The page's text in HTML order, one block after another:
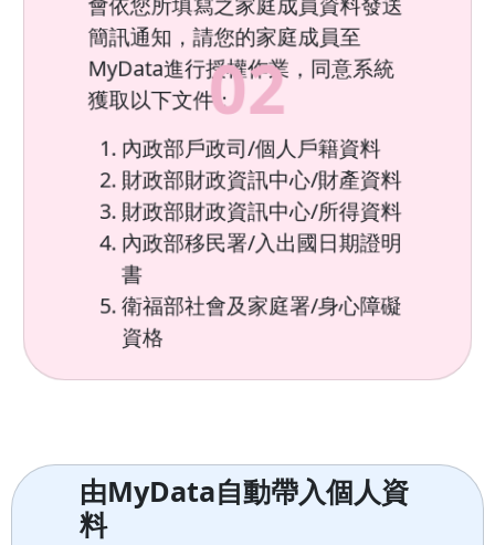
02
簡訊通知，請您的家庭成員至
MyData進行授權作業，同意系統
獲取以下文件：
內政部戶政司/個人戶籍資料
財政部財政資訊中心/財產資料
財政部財政資訊中心/所得資料
內政部移民署/入出國日期證明
書
衛福部社會及家庭署/身心障礙
資格
由MyData自動帶入個人資
料